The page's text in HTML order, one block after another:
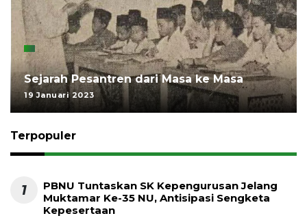
Sejarah Pesantren dari Masa ke Masa
19 Januari 2023
Terpopuler
1
PBNU Tuntaskan SK Kepengurusan Jelang
Muktamar Ke-35 NU, Antisipasi Sengketa
Kepesertaan